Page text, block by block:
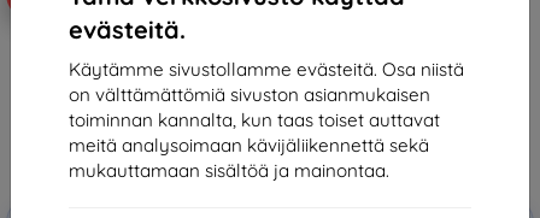
evästeitä.
Käytämme sivustollamme evästeitä. Osa niistä
on välttämättömiä sivuston asianmukaisen
toiminnan kannalta, kun taas toiset auttavat
meitä analysoimaan kävijäliikennettä sekä
mukauttamaan sisältöä ja mainontaa.